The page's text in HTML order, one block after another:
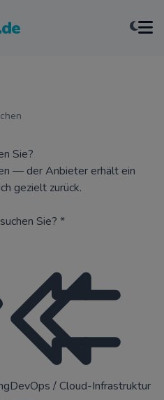
Sie?
— der Anbieter erhält ein
gezielt zurück.
Sie? *
DevOps / Cloud-Infrastruktur